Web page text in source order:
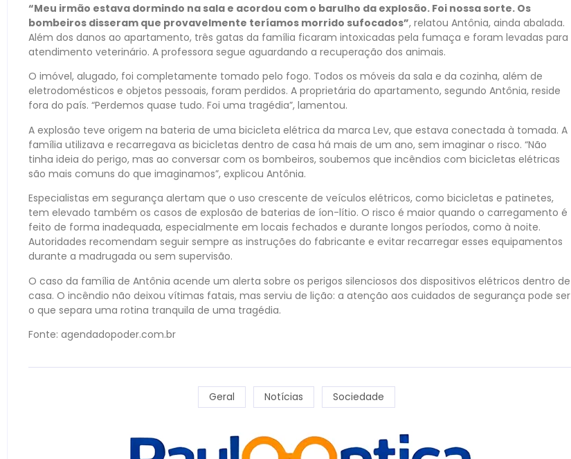
“Meu irmão estava dormindo na sala e acordou com o barulho da explosão. Foi nossa sorte. Os
bombeiros disseram que provavelmente teríamos morrido sufocados”, relatou Antônia, ainda abalada.
Além dos danos ao apartamento, três gatas da família ficaram intoxicadas pela fumaça e foram levadas para
atendimento veterinário. A professora segue aguardando a recuperação dos animais.
O imóvel, alugado, foi completamente tomado pelo fogo. Todos os móveis da sala e da cozinha, além de
eletrodomésticos e objetos pessoais, foram perdidos. A proprietária do apartamento, segundo Antônia, reside
fora do país. “Perdemos quase tudo. Foi uma tragédia”, lamentou.
A explosão teve origem na bateria de uma bicicleta elétrica da marca Lev, que estava conectada à tomada. A
família utilizava e recarregava as bicicletas dentro de casa há mais de um ano, sem imaginar o risco. “Não
tinha ideia do perigo, mas ao conversar com os bombeiros, soubemos que incêndios com bicicletas elétricas
são mais comuns do que imaginamos”, explicou Antônia.
Especialistas em segurança alertam que o uso crescente de veículos elétricos, como bicicletas e patinetes,
tem elevado também os casos de explosão de baterias de íon-lítio. O risco é maior quando o carregamento é
feito de forma inadequada, especialmente em locais fechados e durante longos períodos, como à noite.
Autoridades recomendam seguir sempre as instruções do fabricante e evitar recarregar esses equipamentos
durante a madrugada ou sem supervisão.
O caso da família de Antônia acende um alerta sobre os perigos silenciosos dos dispositivos elétricos dentro de
casa. O incêndio não deixou vítimas fatais, mas serviu de lição: a atenção aos cuidados de segurança pode ser
o que separa uma rotina tranquila de uma tragédia.
Fonte: agendadopoder.com.br
Geral Notícias Sociedade